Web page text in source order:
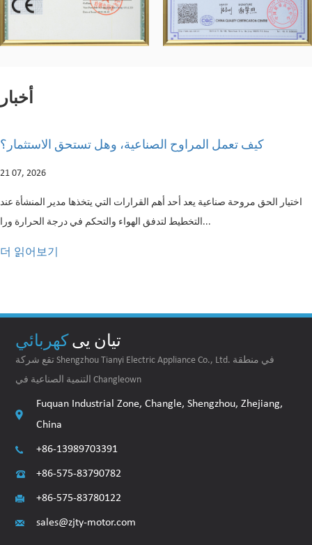
أخبار
كيف تعمل المراوح الصناعية،
اختيار الحق مروحة صناعية يعد أحد أهم القرارات
التخطيط لتدفق الهواء والتحكم في درجة الحرارة ورا...
الكهربائية
14 07, 2026
تيان يى كهربائي
تقع شركة Shengzhou Tianyi Electric Appliance Co., Ltd. في منطقة
التنمية الصناعية في Changleown
Fuquan Industrial Zone, Changle, Shengzhou, Zhejiang,
China
+86-13989703391
+86-575-83790782
+86-575-83780122
sales@zjty-motor.com